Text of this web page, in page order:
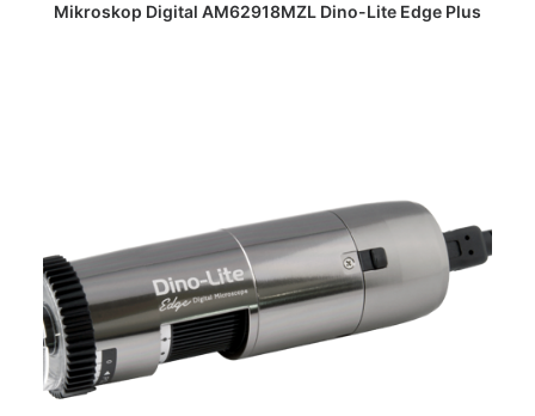
DAPATKAN PENAWARAN HARGA
Mikroskop Digital AM62918MZL Dino-Lite Edge Plus